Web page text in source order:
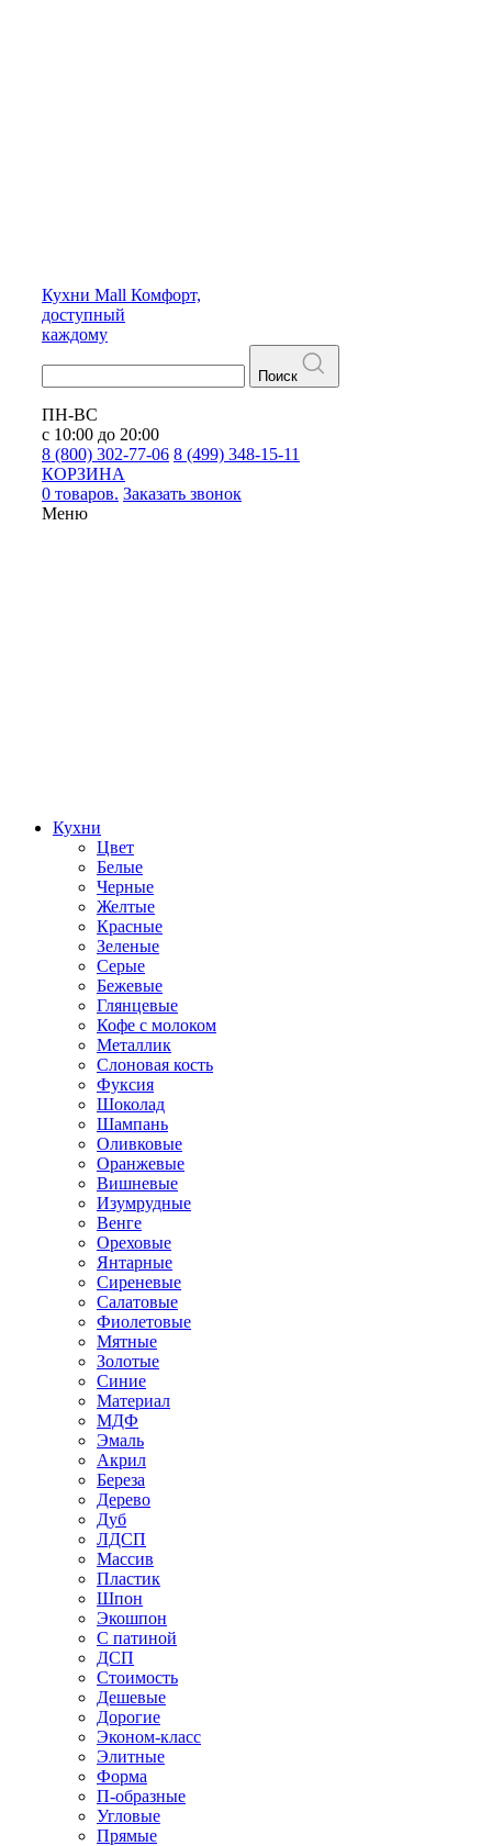
Кухни Mall Комфорт,
доступный
каждому
Поиск
ПН-ВС
с 10:00 до 20:00
8 (800) 302-77-06 8 (499) 348-15-11
КОРЗИНА
0 товаров. Заказать звонок
Меню
Кухни
Цвет
Белые
Черные
Желтые
Красные
Зеленые
Серые
Бежевые
Глянцевые
Кофе с молоком
Металлик
Слоновая кость
Фуксия
Шоколад
Шампань
Оливковые
Оранжевые
Вишневые
Изумрудные
Венге
Ореховые
Янтарные
Сиреневые
Салатовые
Фиолетовые
Мятные
Золотые
Синие
Материал
МДФ
Эмаль
Акрил
Береза
Дерево
Дуб
ЛДСП
Массив
Пластик
Шпон
Экошпон
С патиной
ДСП
Стоимость
Дешевые
Дорогие
Эконом-класс
Элитные
Форма
П-образные
Угловые
Прямые